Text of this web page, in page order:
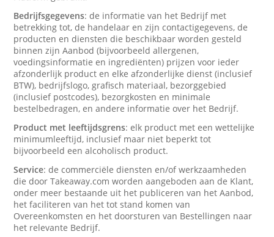
Bedrijfsgegevens: de informatie van het Bedrijf met
betrekking tot, de handelaar en zijn contactigegevens, de
producten en diensten die beschikbaar worden gesteld
binnen zijn Aanbod (bijvoorbeeld allergenen,
voedingsinformatie en ingrediënten) prijzen voor ieder
afzonderlijk product en elke afzonderlijke dienst (inclusief
BTW), bedrijfslogo, grafisch materiaal, bezorggebied
(inclusief postcodes), bezorgkosten en minimale
bestelbedragen, en andere informatie over het Bedrijf.
Product met leeftijdsgrens: elk product met een wettelijke
minimumleeftijd, inclusief maar niet beperkt tot
bijvoorbeeld een alcoholisch product.
Service: de commerciële diensten en/of werkzaamheden
die door Takeaway.com worden aangeboden aan de Klant,
onder meer bestaande uit het publiceren van het Aanbod,
het faciliteren van het tot stand komen van
Overeenkomsten en het doorsturen van Bestellingen naar
het relevante Bedrijf.